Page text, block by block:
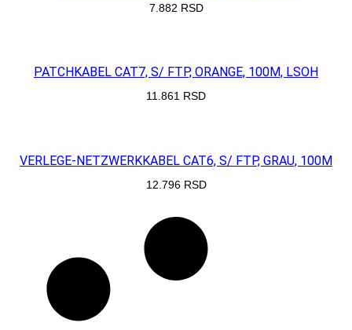
7.882 RSD
PATCHKABEL CAT7, S/ FTP, ORANGE, 100M, LSOH
11.861 RSD
VERLEGE-NETZWERKKABEL CAT6, S/ FTP, GRAU, 100M
12.796 RSD